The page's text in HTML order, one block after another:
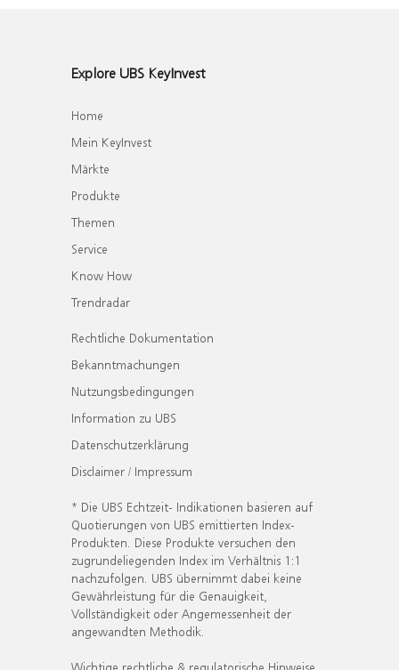
Explore UBS KeyInvest
Home
Mein KeyInvest
Märkte
Produkte
Themen
Service
Know How
Trendradar
Rechtliche Dokumentation
Bekanntmachungen
Nutzungsbedingungen
Information zu UBS
Datenschutzerklärung
Disclaimer / Impressum
* Die UBS Echtzeit- Indikationen basieren auf
Quotierungen von UBS emittierten Index-
Produkten. Diese Produkte versuchen den
zugrundeliegenden Index im Verhältnis 1:1
nachzufolgen. UBS übernimmt dabei keine
Gewährleistung für die Genauigkeit,
Vollständigkeit oder Angemessenheit der
angewandten Methodik.